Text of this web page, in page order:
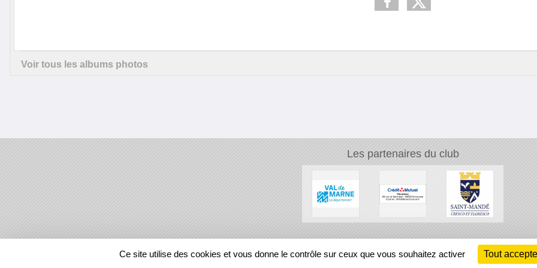
Voir tous les albums photos
Les partenaires du club
REGIONS
Ce site utilise des cookies et vous donne le contrôle sur ceux que vous souhaitez activer Tout